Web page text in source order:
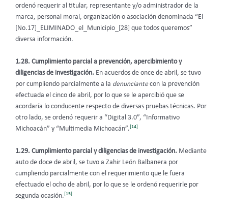
ordenó requerir al titular, representante y/o administrador de la
marca, personal moral, organización o asociación denominada “El
[No.17]_ELIMINADO_el_Municipio_[28] que todos queremos”
diversa información.
1.28. Cumplimiento parcial a prevención, apercibimiento y
diligencias de investigación. En acuerdos de once de abril, se tuvo
por cumpliendo parcialmente a la denunciantecon la prevención
efectuada el cinco de abril, por lo que se le apercibió que se
acordaría lo conducente respecto de diversas pruebas técnicas. Por
otro lado, se ordenó requerir a “Digital 3.0”, “Informativo
Michoacán” y “Multimedia Michoacán”.[14]
1.29. Cumplimiento parcial y diligencias de investigación. Mediante
auto de doce de abril, se tuvo a Zahir León Balbanera por
cumpliendo parcialmente con el requerimiento que le fuera
efectuado el ocho de abril, por lo que se le ordenó requerirle por
segunda ocasión.[15]